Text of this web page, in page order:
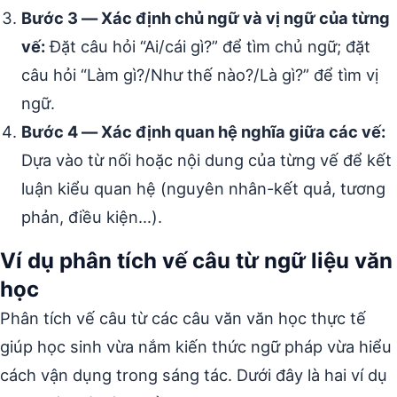
Bước 3 — Xác định chủ ngữ và vị ngữ của từng
vế:Đặt câu hỏi “Ai/cái gì?” để tìm chủ ngữ; đặt
câu hỏi “Làm gì?/Như thế nào?/Là gì?” để tìm vị
ngữ.
Bước 4 — Xác định quan hệ nghĩa giữa các vế:
Dựa vào từ nối hoặc nội dung của từng vế để kết
luận kiểu quan hệ (nguyên nhân-kết quả, tương
phản, điều kiện…).
Ví dụ phân tích vế câu từ ngữ liệu văn
học
Phân tích vế câu từ các câu văn văn học thực tế
giúp học sinh vừa nắm kiến thức ngữ pháp vừa hiểu
cách vận dụng trong sáng tác. Dưới đây là hai ví dụ